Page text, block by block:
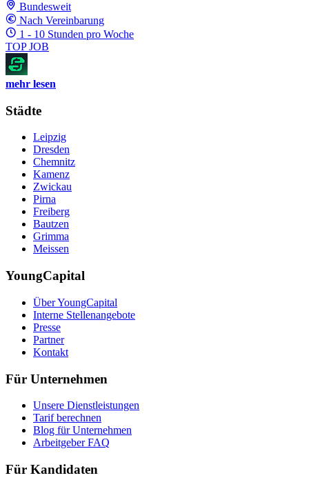
Bundesweit
Nach Vereinbarung
1 - 10 Stunden pro Woche
TOP JOB
mehr lesen
Städte
Leipzig
Dresden
Chemnitz
Kamenz
Zwickau
Pirna
Freiberg
Bautzen
Grimma
Meissen
YoungCapital
Über YoungCapital
Interne Stellenangebote
Presse
Partner
Kontakt
Für Unternehmen
Unsere Dienstleistungen
Tarif berechnen
Blog für Unternehmen
Arbeitgeber FAQ
Für Kandidaten